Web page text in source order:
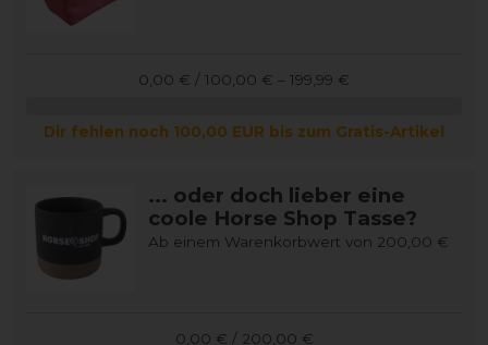
0,00 € / 100,00 € – 199,99 €
Dir fehlen noch 100,00 EUR bis zum Gratis-Artikel
... oder doch lieber eine
coole Horse Shop Tasse?
Ab einem Warenkorbwert von 200,00 €
0,00 € / 200,00 €